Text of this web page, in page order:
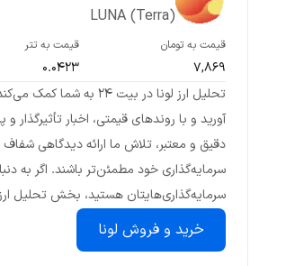
LUNA (Terra)
قیمت به تومان
7,869
قیمت به تتر
0.0423
تحلیل ارز لونا در بیت
آورید و با روندهای قیمتی، اخبار تأثیرگذار
دقیق و معتبر، تلاش ما ارائه دیدگاهی
سرمایه‌گذاری خود مطمئن‌تر باشند. اگر به
سرمایه‌گذاری‌هایتان هستید، بخش تحلیل ارز
خرید و فروش لونا